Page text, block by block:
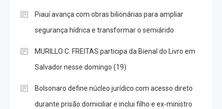
Piauí avança com obras bilionárias para ampliar
segurança hídrica e transformar o semiárido
MURILLO C. FREITAS participa da Bienal do Livro em
Salvador nesse domingo (19)
Bolsonaro define núcleo jurídico com acesso direto
durante prisão domiciliar e inclui filho e ex-ministro